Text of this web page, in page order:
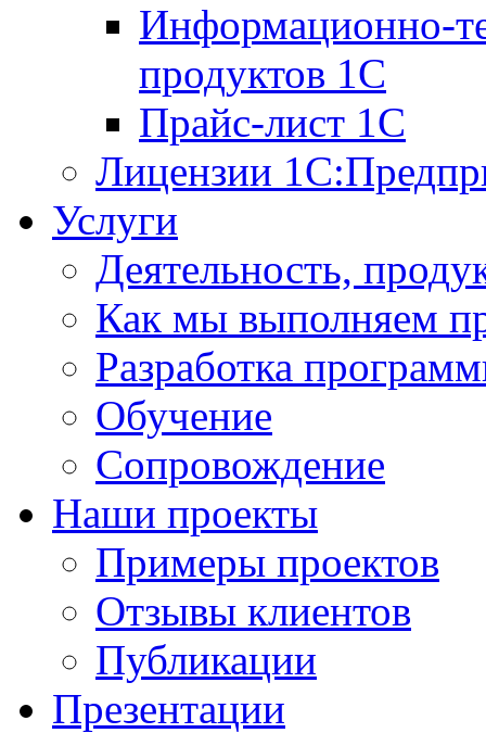
Информационно-
продуктов 1С
Прайс-лист 1С
Лицензии
Услуги
Деятельность,
Как мы выполняем
Разработка
Обучение
Сопровождение
Наши проекты
Примеры проектов
Отзывы клиентов
Публикации
Презентации